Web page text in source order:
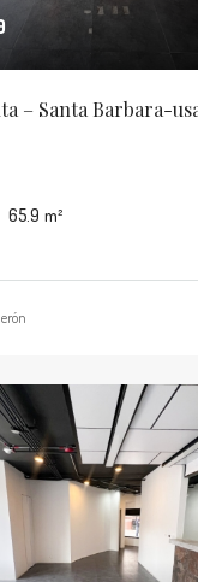
– Santa Barbara-
65.9 m²